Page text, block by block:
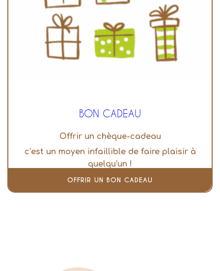
BON CADEAU
Offrir un chèque-cadeau
c’est un moyen infaillible de faire plaisir à
quelqu’un !
OFFRIR UN BON CADEAU